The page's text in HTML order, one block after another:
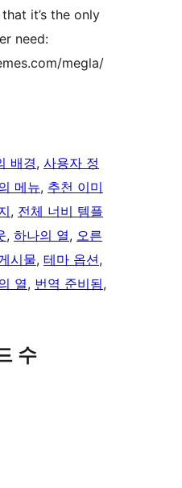
it’s the only
need:
megla/
배경, 사용자 정
메뉴, 추천 이미
, 전체 너비 템플
, 하나의 열, 오른
시물, 테마 옵션
열, 번역 준비됨
수